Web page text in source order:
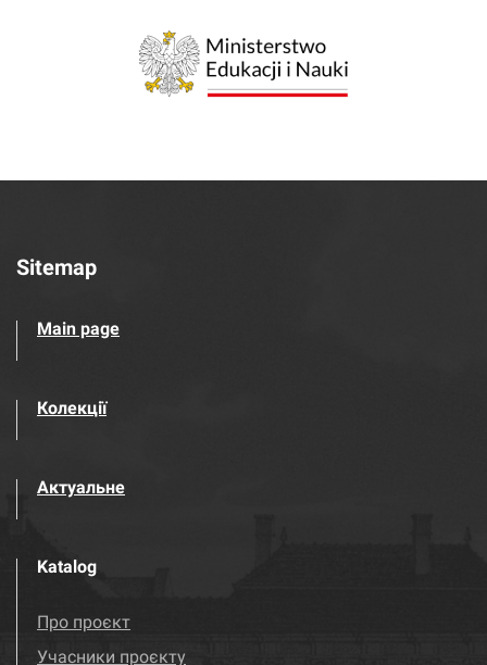
Sitemap
Main page
Колекції
Актуальне
Katalog
Про проєкт
Учасники проєкту